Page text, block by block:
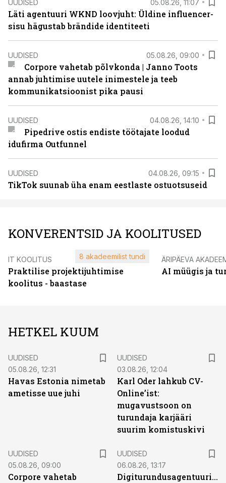
UUDISED 05.08.26, 11:07
Läti agentuuri WKND loovjuht: Üldine influencer-
sisu hägustab brändide identiteeti
UUDISED 05.08.26, 09:00
Corpore vahetab põlvkonda | Janno Toots
annab juhtimise uutele inimestele ja teeb
kommunikatsioonist pika pausi
UUDISED 04.08.26, 14:10
Pipedrive ostis endiste töötajate loodud
idufirma Outfunnel
UUDISED 04.08.26, 09:15
TikTok suunab üha enam eestlaste ostuotsuseid
KONVERENTSID JA KOOLITUSED
IT KOOLITUS
Praktilise projektijuhtimise
koolitus - baastase
8 akadeemilist tundi ÄRIPÄEVA
AI müügis ja
HETKEL KUUM
UUDISED
05.08.26, 12:31
Havas Estonia nimetab
ametisse uue juhi
UUDISED
03.08.26, 12:04
Karl Oder lahkub CV-
Online’ist:
mugavustsoon on
turundaja karjääri
suurim komistuskivi
UUDISED
05.08.26, 09:00
Corpore vahetab
UUDISED
06.08.26, 13:17
Digiturundusagentuuride